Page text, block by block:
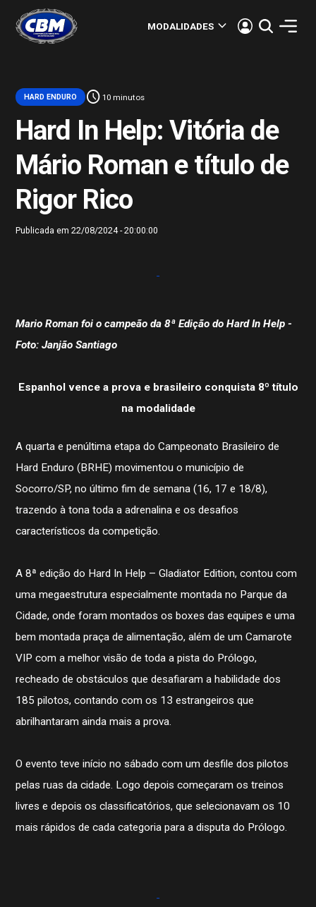
MODALIDADES keyboard_arrow_down
HARD ENDURO schedule10 minutos
Hard In Help: Vitória de
Mário Roman e título de
Rigor Rico
Publicada em 22/08/2024 - 20:00:00
Mario Roman foi o campeão da 8ª Edição do Hard In Help -
Foto: Janjão Santiago
Espanhol vence a prova e brasileiro conquista 8º título
na modalidade
A quarta e penúltima etapa do Campeonato Brasileiro de
Hard Enduro (BRHE) movimentou o município de
Socorro/SP, no último fim de semana (16, 17 e 18/8),
trazendo à tona toda a adrenalina e os desafios
característicos da competição.
A 8ª edição do Hard In Help – Gladiator Edition, contou com
uma megaestrutura especialmente montada no Parque da
Cidade, onde foram montados os boxes das equipes e uma
bem montada praça de alimentação, além de um Camarote
VIP com a melhor visão de toda a pista do Prólogo,
recheado de obstáculos que desafiaram a habilidade dos
185 pilotos, contando com os 13 estrangeiros que
abrilhantaram ainda mais a prova.
O evento teve início no sábado com um desfile dos pilotos
pelas ruas da cidade. Logo depois começaram os treinos
livres e depois os classificatórios, que selecionavam os 10
mais rápidos de cada categoria para a disputa do Prólogo.